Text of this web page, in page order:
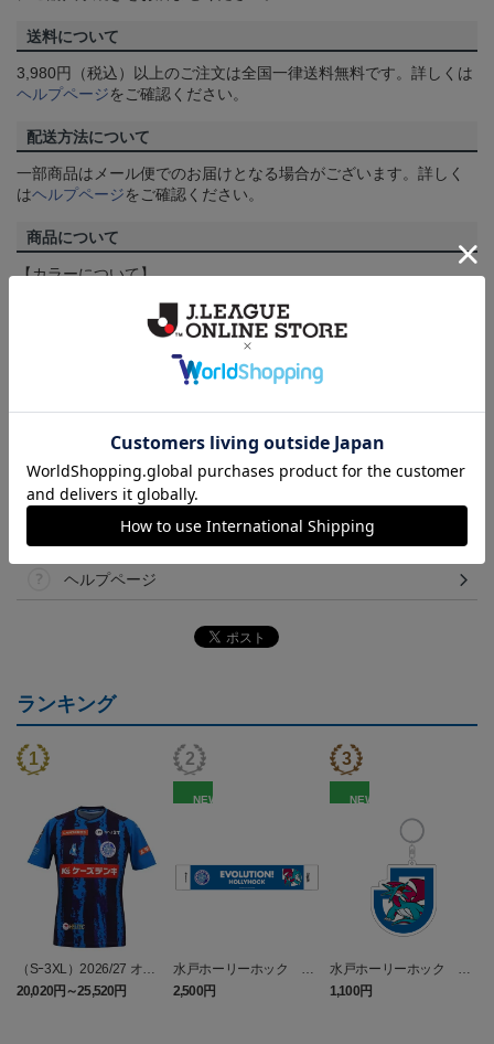
送料について
3,980円（税込）以上のご注文は全国一律送料無料です。詳しくは
ヘルプページをご確認ください。
配送方法について
一部商品はメール便でのお届けとなる場合がございます。詳しく
はヘルプページをご確認ください。
商品について
【カラーについて】
のメーカー・機種・画面設定等により、実際の商品の色と異なっ
て見える場合がございます。あらかじめご了承ください。
その他
決済について
ヘルプページ
ランキング
（Sｰ3XL）2026/27 オー
センティックユニフォー
ム FP 1st
20,020円～25,520円
NEW
水戸ホーリーホック ボ
ーマンダ タオルマフラー
2,500円
NEW
水戸ホーリーホック ボ
ーマンダ キーホルダー
1,100円